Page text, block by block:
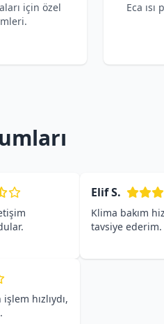
için özel
Eca ısı
Elif S.
Klima bakım
tavsiye ederim.
hızlıydı,